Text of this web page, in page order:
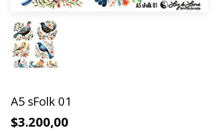
A5 sFolk 01
$3.200,00